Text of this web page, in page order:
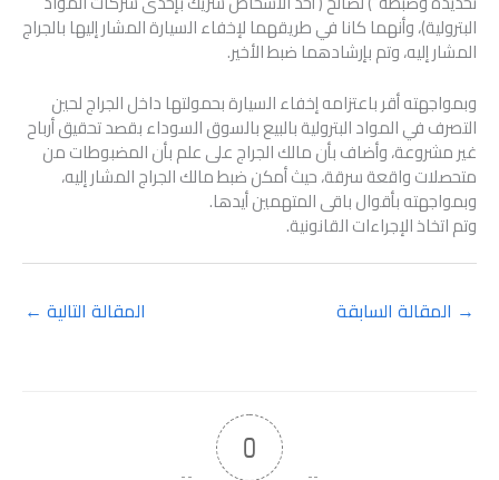
البترولية)، وأنهما كانا في طريقهما لإخفاء السيارة المشار إليها بالجراج
المشار إليه، وتم بإرشادهما ضبط الأخير.
وبمواجهته أقر باعتزامه إخفاء السيارة بحمولتها داخل الجراج لحين
التصرف في المواد البترولية بالبيع بالسوق السوداء بقصد تحقيق أرباح
غير مشروعة، وأضاف بأن مالك الجراج على علم بأن المضبوطات من
متحصلات واقعة سرقة، حيث أمكن ضبط مالك الجراج المشار إليه،
وبمواجهته بأقوال باقى المتهمين أيدها.
وتم اتخاذ الإجراءات القانونية.
→ المقالة السابقة المقالة التالية ←
0